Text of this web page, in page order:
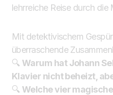
lehrreiche Reise durch die
Mit detektivischem
überraschende
🔍 Warum hat Johann
Klavier nicht beheizt,
🔍 Welche vier